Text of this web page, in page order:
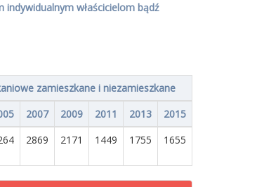
właścicielom bądź
zamieszkane i niezamieszkane
2007 2009 2011 2013
2015
2869 2171 1449 1755 1655